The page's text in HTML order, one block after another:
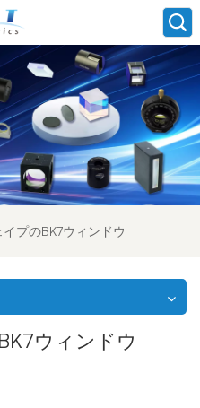
プのBK7ウィンドウ
ウィンドウ